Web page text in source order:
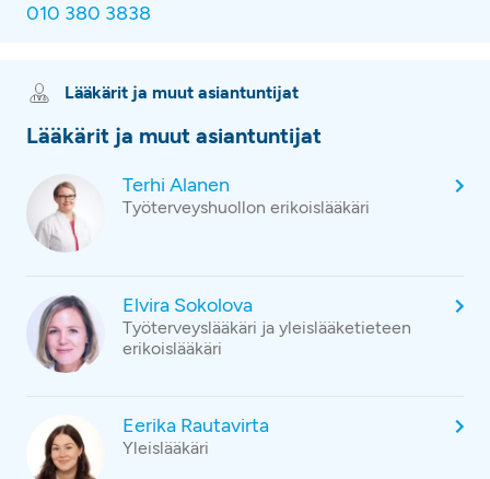
010 380 3838
Lääkärit ja muut asiantuntijat
Lääkärit ja muut asiantuntijat
Terhi Alanen
Työterveyshuollon erikoislääkäri
Elvira Sokolova
Työterveyslääkäri ja yleislääketieteen
erikoislääkäri
Eerika Rautavirta
Yleislääkäri